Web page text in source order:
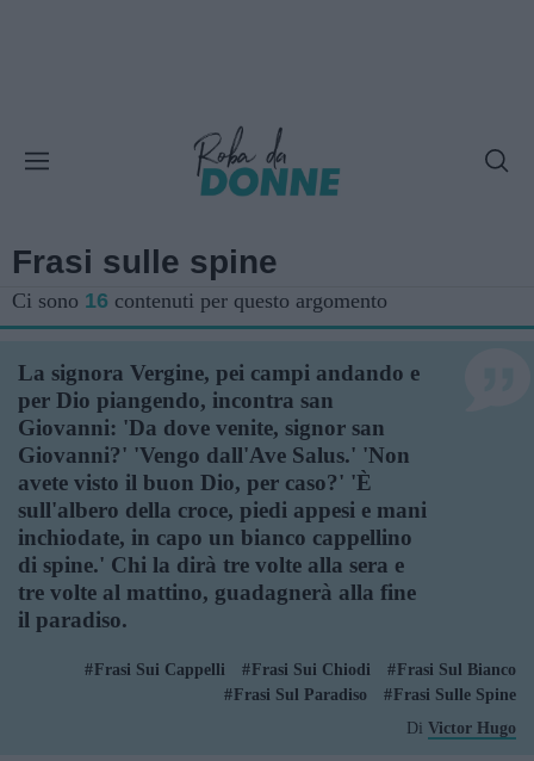
Frasi sulle spine
Ci sono 16 contenuti per questo argomento
La signora Vergine, pei campi andando e
per Dio piangendo, incontra san
Giovanni: 'Da dove venite, signor san
Giovanni?' 'Vengo dall'Ave Salus.' 'Non
avete visto il buon Dio, per caso?' 'È
sull'albero della croce, piedi appesi e mani
inchiodate, in capo un bianco cappellino
di spine.' Chi la dirà tre volte alla sera e
tre volte al mattino, guadagnerà alla fine
il paradiso.
Frasi Sui Cappelli Frasi Sui Chiodi
Frasi Sul Bianco
Frasi Sul Paradiso
Frasi Sulle Spine
Di Victor Hugo